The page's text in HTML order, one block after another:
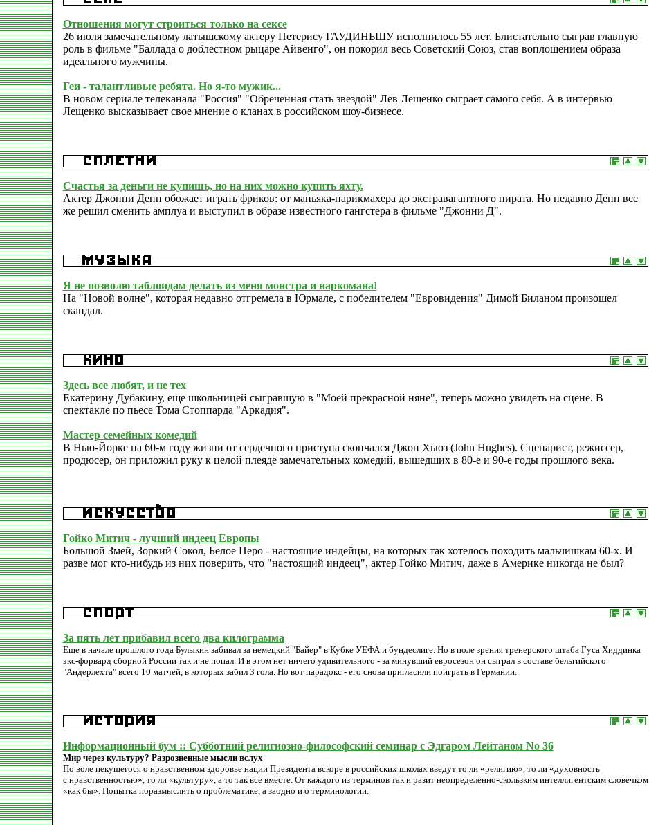
Отношения могут строиться только на сексе
26 июля замечательному латышскому актеру Петерису ГАУДИНЬШУ исполнилось 55 лет. Блистательно сыграв главную
роль в фильме "Баллада о доблестном рыцаре Айвенго", он покорил весь Советский Союз, став воплощением образа
идеального мужчины.
Геи - талантливые ребята. Но я-то мужик...
В новом сериале телеканала "Россия" "Обреченная стать звездой" Лев Лещенко сыграет самого себя. А в интервью
Лещенко высказывает свое мнение о кланах в российском шоу-бизнесе.
Счастья за деньги не купишь, но на них можно купить яхту.
Актер Джонни Депп обожает играть фриков: от маньяка-парикмахера до экстравагантного пирата. Но недавно Депп все
же решил сменить амплуа и выступил в образе известного гангстера в фильме "Джонни Д".
Я не позволю таблоидам делать из меня монстра и наркомана!
На "Новой волне", которая недавно отгремела в Юрмале, с победителем "Евровидения" Димой Биланом произошел
скандал.
Здесь все любят, и не тех
Екатерину Дубакину, еще школьницей сыгравшую в "Моей прекрасной няне", теперь можно увидеть на сцене. В
спектакле по пьесе Тома Стоппарда "Аркадия".
Мастер семейных комедий
В Нью-Йорке на 60-м году жизни от сердечного приступа скончался Джон Хьюз (John Hughes). Сценарист, режиссер,
продюсер, он приложил руку к целой плеяде замечательных комедий, вышедших в 80-е и 90-е годы прошлого века.
Гойко Митич - лучший индеец Европы
Большой Змей, Зоркий Сокол, Белое Перо - настоящие индейцы, на которых так хотелось походить мальчишкам 60-х. И
разве мог кто-нибудь из них поверить, что "настоящий индеец", актер Гойко Митич, даже в Америке никогда не был?
За пять лет прибавил всего два килограмма
Еще в начале прошлого года Булыкин забивал за немецкий "Байер" в Кубке УЕФА и бундеслиге. Но в поле зрения тренерского штаба Гуса Хиддинка
экс-форвард сборной России так и не попал. И в этом нет ничего удивительного - за минувший евросезон он сыграл в составе бельгийского
"Андерлехта" всего 10 матчей, в которых забил 3 гола. Но вот парадокс - его снова пригласили поиграть в Германии.
Информационный бум :: Субботний религиозно-философский семинар с Эдгаром Лейтаном No 36
Мир через культуру? Разрозненные мысли вслух
По воле пекущегося о нравственном здоровье нации Президента вскоре в российских школах введут то ли «религию», то ли «духовность
с нравственностью», то ли «культуру», а то так все вместе. От каждого из терминов так и разит неопределенно-скользким интеллигентским словечком
«как бы». Попытка поразмыслить о проблематике, а заодно и о терминологии.